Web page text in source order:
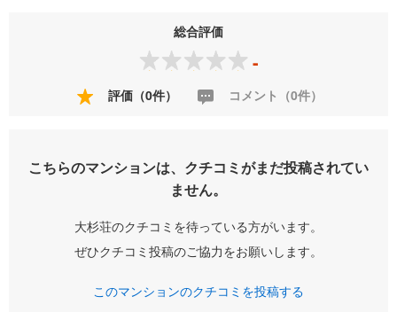
総合評価
-
評価（0件） コメント（0件）
こちらのマンションは、クチコミがまだ投稿されてい
ません。
大杉荘のクチコミを待っている方がいます。
ぜひクチコミ投稿のご協力をお願いします。
このマンションのクチコミを投稿する